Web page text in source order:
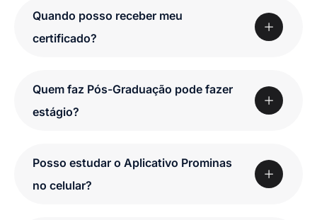
Quando posso receber meu
certificado?
Quem faz Pós-Graduação pode fazer
estágio?
Posso estudar o Aplicativo Prominas
no celular?